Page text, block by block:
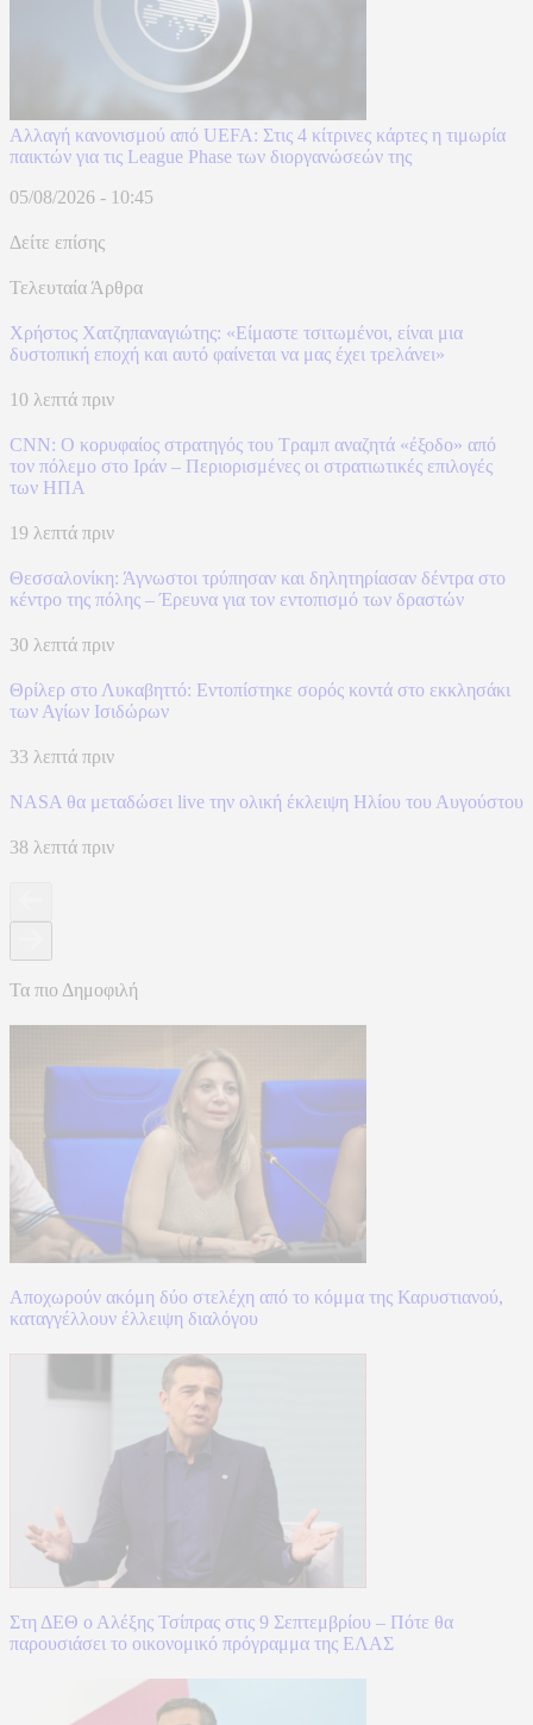
Αλλαγή κανονισμού από UEFA: Στις 4 κίτρινες κάρτες η τιμωρία
παικτών για τις League Phase των διοργανώσεών της
05/08/2026 - 10:45
Δείτε επίσης
Τελευταία Άρθρα
Χρήστος Χατζηπαναγιώτης: «Είμαστε τσιτωμένοι, είναι μια
δυστοπική εποχή και αυτό φαίνεται να μας έχει τρελάνει»
10 λεπτά πριν
CNN: Ο κορυφαίος στρατηγός του Τραμπ αναζητά «έξοδο» από
τον πόλεμο στο Ιράν – Περιορισμένες οι στρατιωτικές επιλογές
των ΗΠΑ
19 λεπτά πριν
Θεσσαλονίκη: Άγνωστοι τρύπησαν και δηλητηρίασαν δέντρα στο
κέντρο της πόλης – Έρευνα για τον εντοπισμό των δραστών
30 λεπτά πριν
Θρίλερ στο Λυκαβηττό: Εντοπίστηκε σορός κοντά στο εκκλησάκι
των Αγίων Ισιδώρων
33 λεπτά πριν
NASA θα μεταδώσει live την ολική έκλειψη Ηλίου του Αυγούστου
38 λεπτά πριν
Τα πιο Δημοφιλή
Αποχωρούν ακόμη δύο στελέχη από το κόμμα της Καρυστιανού,
καταγγέλλουν έλλειψη διαλόγου
Στη ΔΕΘ ο Αλέξης Τσίπρας στις 9 Σεπτεμβρίου – Πότε θα
παρουσιάσει το οικονομικό πρόγραμμα της ΕΛΑΣ